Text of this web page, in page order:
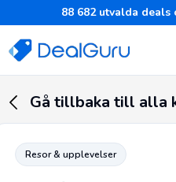
88 682 utvalda deals
Gå tillbaka till alla
Resor & upplevelser